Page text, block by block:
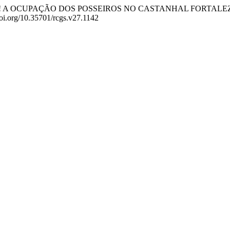
A OCUPAÇÃO DOS POSSEIROS NO CASTANHAL
10.35701/rcgs.v27.1142